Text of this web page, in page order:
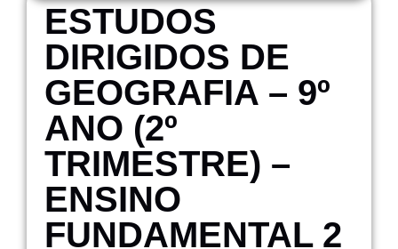
ESTUDOS
DIRIGIDOS DE
GEOGRAFIA – 9º
ANO (2º
TRIMESTRE) –
ENSINO
FUNDAMENTAL 2